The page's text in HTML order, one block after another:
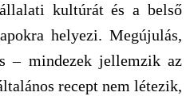
kultúrát és a belső
helyezi. Megújulás,
– mindezek jellemzik az
recept nem létezik,